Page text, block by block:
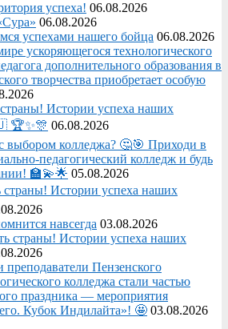
успеха! 06.08.2026
06.08.2026
успехами нашего бойца 06.08.2026
ускоряющегося технологического
дополнительного образования в
творчества приобретает особую
Истории успеха наших
🏆✨🎊 06.08.2026
выбором колледжа? 🤔🎯 Приходи в
педагогический колледж и будь
🏫💫🌟 05.08.2026
страны! Истории успеха наших
навсегда 03.08.2026
страны! Истории успеха наших
Пензенского
колледжа стали частью
праздника — мероприятия
Кубок Индилайта»! 🤩 03.08.2026